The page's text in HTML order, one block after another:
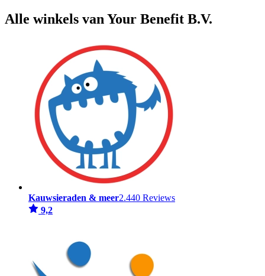
Alle winkels van Your Benefit B.V.
Kauwsieraden & meer2.440 Reviews
9,2